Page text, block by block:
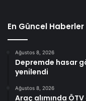
En Güncel Haberler
Ağustos 8, 2026
Depremde hasar
yenilendi
Ağustos 8, 2026
Araç alımında